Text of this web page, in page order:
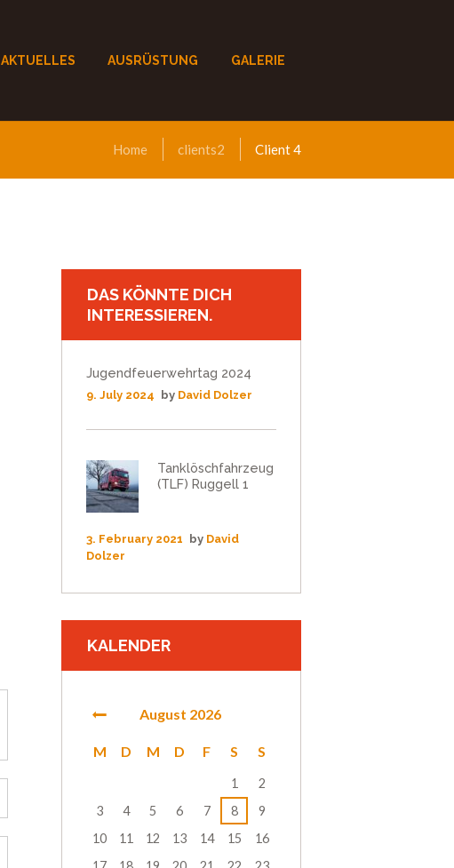
AKTUELLES AUSRÜSTUNG GALERIE
Home clients2 Client 4
DAS KÖNNTE DICH
INTERESSIEREN.
Jugendfeuerwehrtag 2024
9. July 2024 by David Dolzer
Tanklöschfahrzeug
(TLF) Ruggell 1
3. February 2021 by David
Dolzer
KALENDER
August 2026
M D M D F S S
1
2
3
4 5 6 7 8
9
10
11 12 13 14 15
16